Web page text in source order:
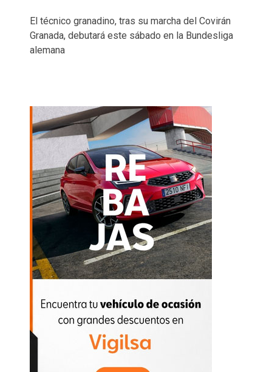
El técnico granadino, tras su marcha del Covirán
Granada, debutará este sábado en la Bundesliga
alemana